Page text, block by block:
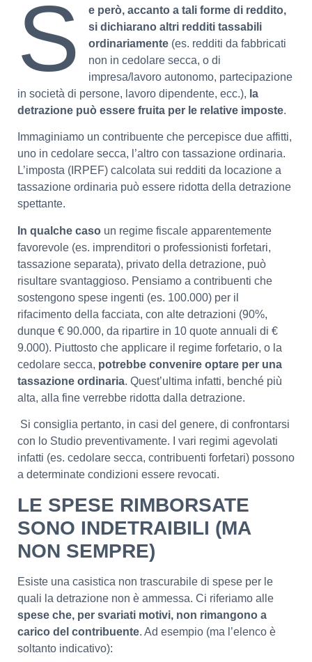
S
e però, accanto a tali forme di reddito,
si dichiarano altri redditi tassabili
ordinariamente (es. redditi da fabbricati
non in cedolare secca, o di
impresa/lavoro autonomo, partecipazione
in società di persone, lavoro dipendente, ecc.), la
detrazione può essere fruita per le relative imposte.
Immaginiamo un contribuente che percepisce due affitti,
uno in cedolare secca, l’altro con tassazione ordinaria.
L’imposta (IRPEF) calcolata sui redditi da locazione a
tassazione ordinaria può essere ridotta della detrazione
spettante.
In qualche caso un regime fiscale apparentemente
favorevole (es. imprenditori o professionisti forfetari,
tassazione separata), privato della detrazione, può
risultare svantaggioso. Pensiamo a contribuenti che
sostengono spese ingenti (es. 100.000) per il
rifacimento della facciata, con alte detrazioni (90%,
dunque € 90.000, da ripartire in 10 quote annuali di €
9.000). Piuttosto che applicare il regime forfetario, o la
cedolare secca, potrebbe convenire optare per una
tassazione ordinaria. Quest’ultima infatti, benché più
alta, alla fine verrebbe ridotta dalla detrazione.
Si consiglia pertanto, in casi del genere, di confrontarsi
con lo Studio preventivamente. I vari regimi agevolati
infatti (es. cedolare secca, contribuenti forfetari) possono
a determinate condizioni essere revocati.
LE SPESE RIMBORSATE
SONO INDETRAIBILI (MA
NON SEMPRE)
Esiste una casistica non trascurabile di spese per le
quali la detrazione non è ammessa. Ci riferiamo alle
spese che, per svariati motivi, non rimangono a
carico del contribuente. Ad esempio (ma l’elenco è
soltanto indicativo):